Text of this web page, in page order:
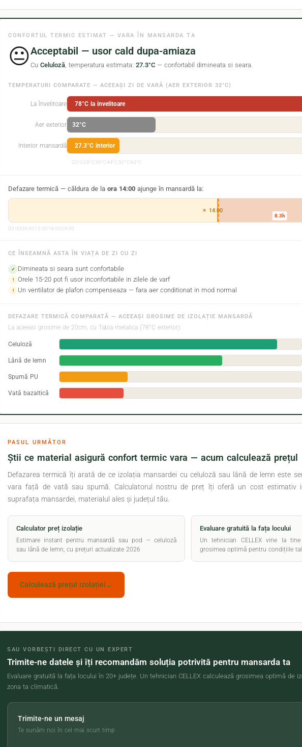
CONFORTUL TERMIC ESTIMAT — VARA ÎN MANSARDA TA
😐Acceptabil — usor cald dupa-amiaza
Cu Celuloză, temperatura estimata: 27.3°C — confortabil dimineata si seara.
TEMPERATURI COMPARATE — ACEEAȘI ZI DE VARĂ (AER EXTERIOR 32°C)
La învelitoare 78°C la invelitoare
Aer exterior 32°C
Interior mansardă 27.3°C interior
20°C28°C36°C44°C52°C60°C
Defazare termică — căldura de la ora 14:00 ajunge în mansardă la:
☀ 14:00
8.3h
00:0006:0012:0018:0024:00
CE ÎNSEAMNĂ ASTA ÎN VIAȚA DE ZI CU ZI
✓ Dimineata si seara sunt confortabile
! Orele 15-20 pot fi usor inconfortabile in zilele de varf
! Un ventilator de plafon compenseaza — fara aer conditionat in mod normal
DEFAZARE TERMICĂ COMPARATĂ — ACEEAȘI GROSIME DE IZOLAȚIE MANSARDĂ
La aceeasi grosime de 20cm, cu Tabla metalica (78°C exterior):
Celuloză
Lână de lemn
Spumă PU
Vată bazaltică
PASUL URMĂTOR
Știi ce material asigură confort termic vara — acum calculează prețul
Defazarea termică îți arată de ce izolația mansardei cu celuloză sau lână de lemn este
vara față de vată sau spumă. Calculatorul nostru de preț îți oferă un cost estimativ
suprafața mansardei, materialul ales și județul tău.
Calculator preț izolație
Estimare instant pentru mansardă sau pod — celuloză
sau lână de lemn, cu prețuri actualizate 2026
Evaluare gratuită la fața locului
Un tehnician CELLEX vine la
grosimea optimă pentru condițiile
Calculează prețul izolației →
SAU VORBEȘTI DIRECT CU UN EXPERT
Trimite-ne datele și îți recomandăm soluția potrivită pentru mansarda ta
Evaluare gratuită la fața locului în 20+ județe. Un tehnician CELLEX calculează grosimea optimă de
zona ta climatică.
Trimite-ne un mesaj
Te sunăm noi în cel mai scurt timp